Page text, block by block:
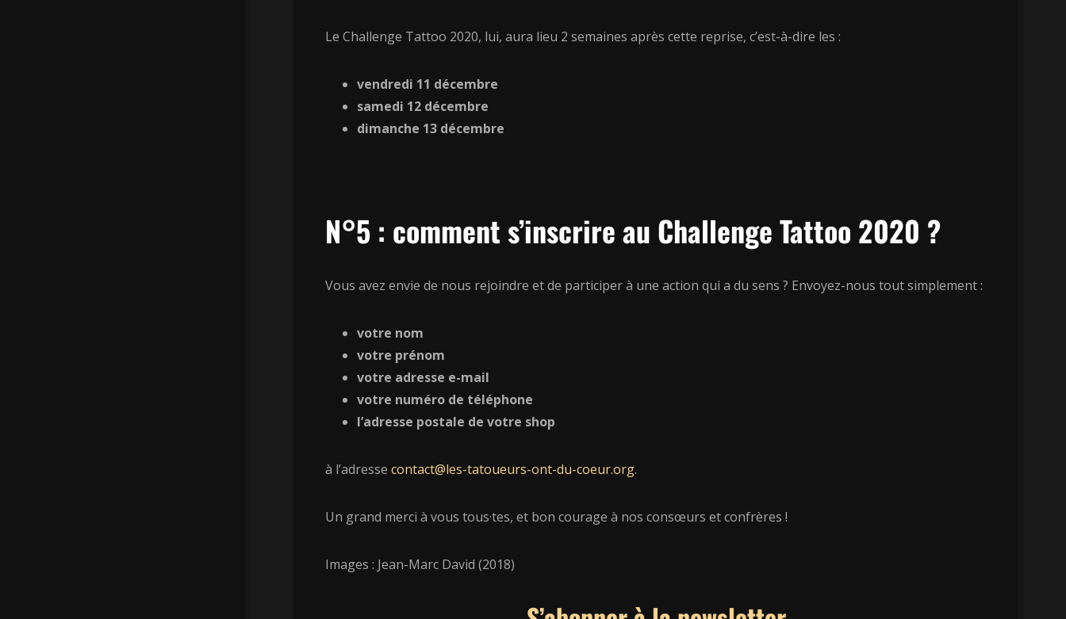
Le Challenge Tattoo 2020, lui, aura lieu 2 semaines après cette reprise, c’est-à-dire les :
vendredi 11 décembre
samedi 12 décembre
dimanche 13 décembre
N°5 : comment s’inscrire au Challenge Tattoo 2020 ?
Vous avez envie de nous rejoindre et de participer à une action qui a du sens ? Envoyez-nous tout simplement :
votre nom
votre prénom
votre adresse e-mail
votre numéro de téléphone
l’adresse postale de votre shop
à l’adresse contact@les-tatoueurs-ont-du-coeur.org.
Un grand merci à vous tous·tes, et bon courage à nos consœurs et confrères !
Images : Jean-Marc David (2018)